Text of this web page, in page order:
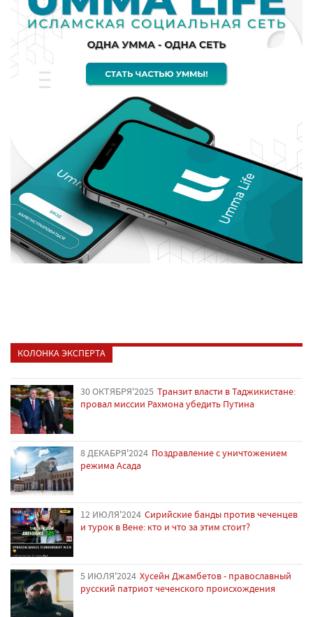
КОЛОНКА ЭКСПЕРТА
30 ОКТЯБРЯ'2025 Транзит власти в Таджикистане:
провал миссии Рахмона убедить Путина
8 ДЕКАБРЯ'2024 Поздравление с уничтожением
режима Асада
12 ИЮЛЯ'2024 Сирийские банды против чеченцев
и турок в Вене: кто и что за этим стоит?
5 ИЮЛЯ'2024 Хусейн Джамбетов - православный
русский патриот чеченского происхождения